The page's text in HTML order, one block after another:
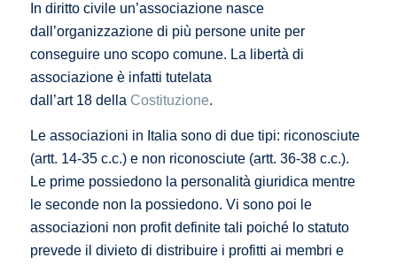
In diritto civile un’associazione nasce
dall’organizzazione di più persone unite per
conseguire uno scopo comune. La libertà di
associazione è infatti tutelata
dall’art 18 della Costituzione.
Le associazioni in Italia sono di due tipi: riconosciute
(artt. 14-35 c.c.) e non riconosciute (artt. 36-38 c.c.).
Le prime possiedono la personalità giuridica mentre
le seconde non la possiedono. Vi sono poi le
associazioni non profit definite tali poiché lo statuto
prevede il divieto di distribuire i profitti ai membri e